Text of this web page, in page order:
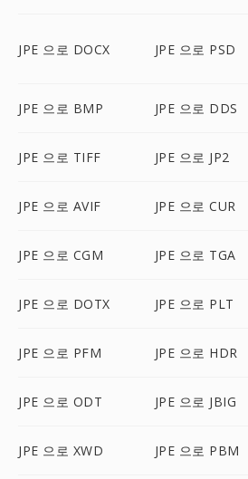
JPE 으로 DOCX JPE 으로 PSD
JPE 으로 BMP JPE 으로 DDS
JPE 으로 TIFF JPE 으로 JP2
JPE 으로 AVIF JPE 으로 CUR
JPE 으로 CGM JPE 으로 TGA
JPE 으로 DOTX JPE 으로 PLT
JPE 으로 PFM JPE 으로 HDR
JPE 으로 ODT JPE 으로 JBIG
JPE 으로 XWD JPE 으로 PBM